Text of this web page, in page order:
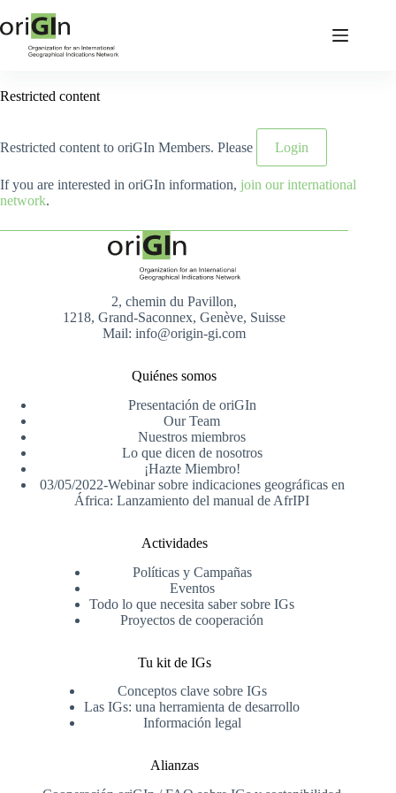
Restricted content
Restricted content to oriGIn Members. Please Login
If you are interested in oriGIn information, join our international
network.
2, chemin du Pavillon,
1218, Grand-Saconnex, Genève, Suisse
Mail: info@origin-gi.com
Quiénes somos
Presentación de oriGIn
Our Team
Nuestros miembros
Lo que dicen de nosotros
¡Hazte Miembro!
03/05/2022-Webinar sobre indicaciones geográficas en
África: Lanzamiento del manual de AfrIPI
Actividades
Políticas y Campañas
Eventos
Todo lo que necesita saber sobre IGs
Proyectos de cooperación
Tu kit de IGs
Conceptos clave sobre IGs
Las IGs: una herramienta de desarrollo
Información legal
Alianzas